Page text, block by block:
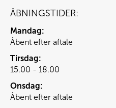
ÅBNINGSTIDER:
Mandag:
Åbent efter aftale
Tirsdag:
15.00 - 18.00
Onsdag:
Åbent efter aftale